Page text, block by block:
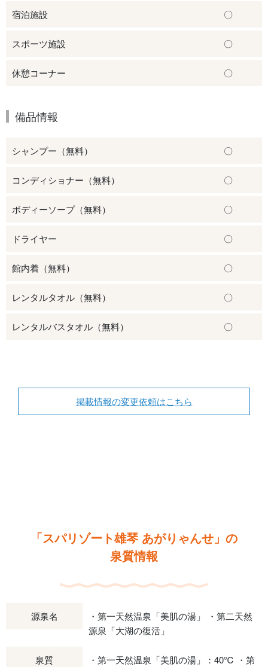
宿泊施設 〇
スポーツ施設 〇
休憩コーナー 〇
備品情報
シャンプー（無料） 〇
コンディショナー（無料） 〇
ボディーソープ（無料） 〇
ドライヤー 〇
館内着（無料） 〇
レンタルタオル（無料） 〇
レンタルバスタオル（無料） 〇
掲載情報の変更依頼はこちら
「スパリゾート雄琴 あがりゃんせ」の
泉質情報
源泉名
・第一天然温泉「美肌の湯」 ・第二天然
源泉「大湖の復活」
泉質
・第一天然温泉「美肌の湯」：40℃ ・第